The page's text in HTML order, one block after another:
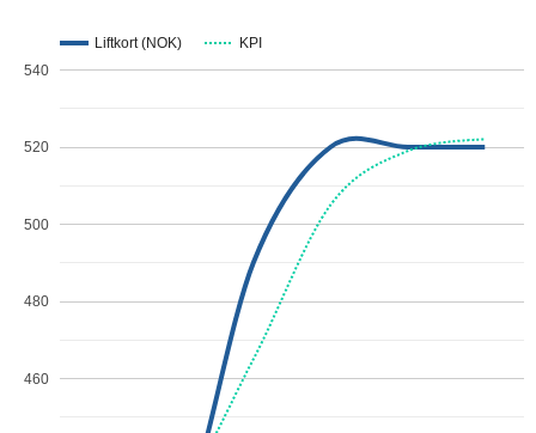
Liftkort (NOK) KPI
460
480
500
520
540